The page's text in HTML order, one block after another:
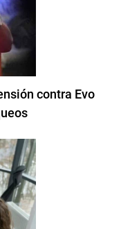
contra Evo